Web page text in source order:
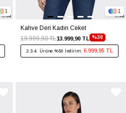
1
Kahve Deri Kadın Ceket
%30
13.999,90 TL
19.999,90 TL
2.3.4. Ürüne %50 İndirim: 6.999,95 TL
1